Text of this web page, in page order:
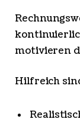
motivieren
Hilfreich